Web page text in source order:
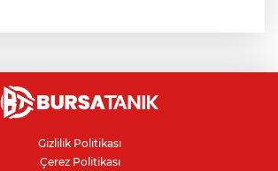
Ceuta göçmen krizi: İspanya, İtalya’ya
Gizlilik Politikası
Çerez Politikası